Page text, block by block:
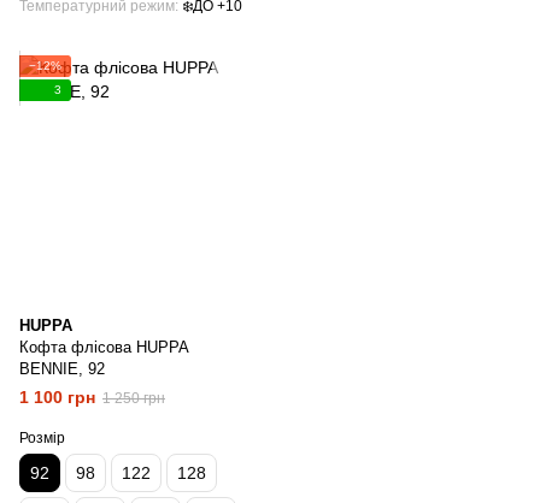
Температурний режим ❄️ДО +10
−12%
3
HUPPA
Кофта флісова HUPPA
BENNIE, 92
1 100 грн 1 250 грн
Розмір
92 98 122 128